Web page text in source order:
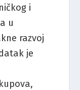
i
u
razvoj
je